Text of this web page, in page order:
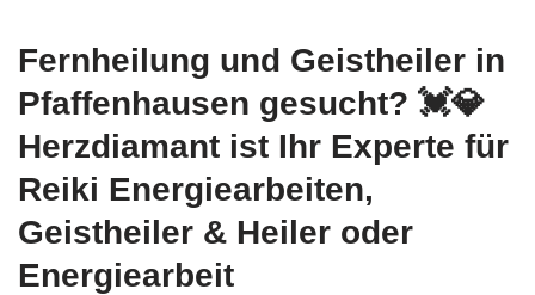
Fernheilung und Geistheiler in
Pfaffenhausen gesucht? 💓️💎
Herzdiamant ist Ihr Experte für
Reiki Energiearbeiten,
Geistheiler & Heiler oder
Energiearbeit